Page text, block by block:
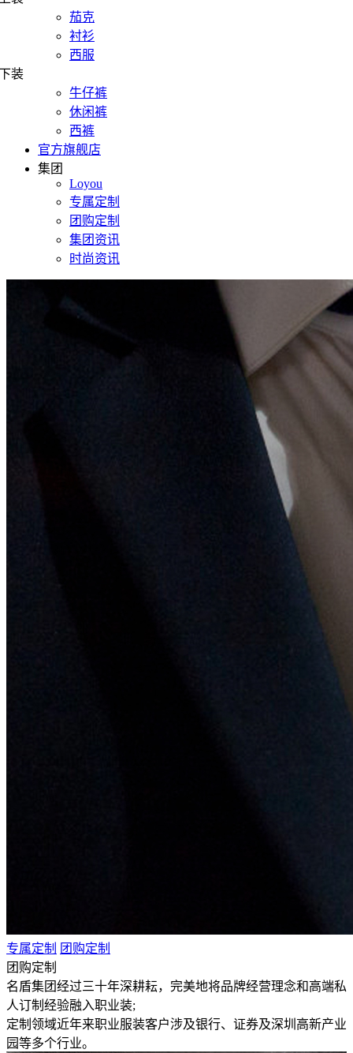
茄克
衬衫
西服
装
牛仔裤
休闲裤
西裤
官方旗舰店
集团
Loyou
专属定制
团购定制
集团资讯
时尚资讯
专属定制
团购定制
团购定制
名盾集团经过三十年深耕耘，完美地将品牌经营理念和高端私
人订制经验融入职业装;
定制领域近年来职业服装客户涉及银行、证券及深圳高新产业
园等多个行业。